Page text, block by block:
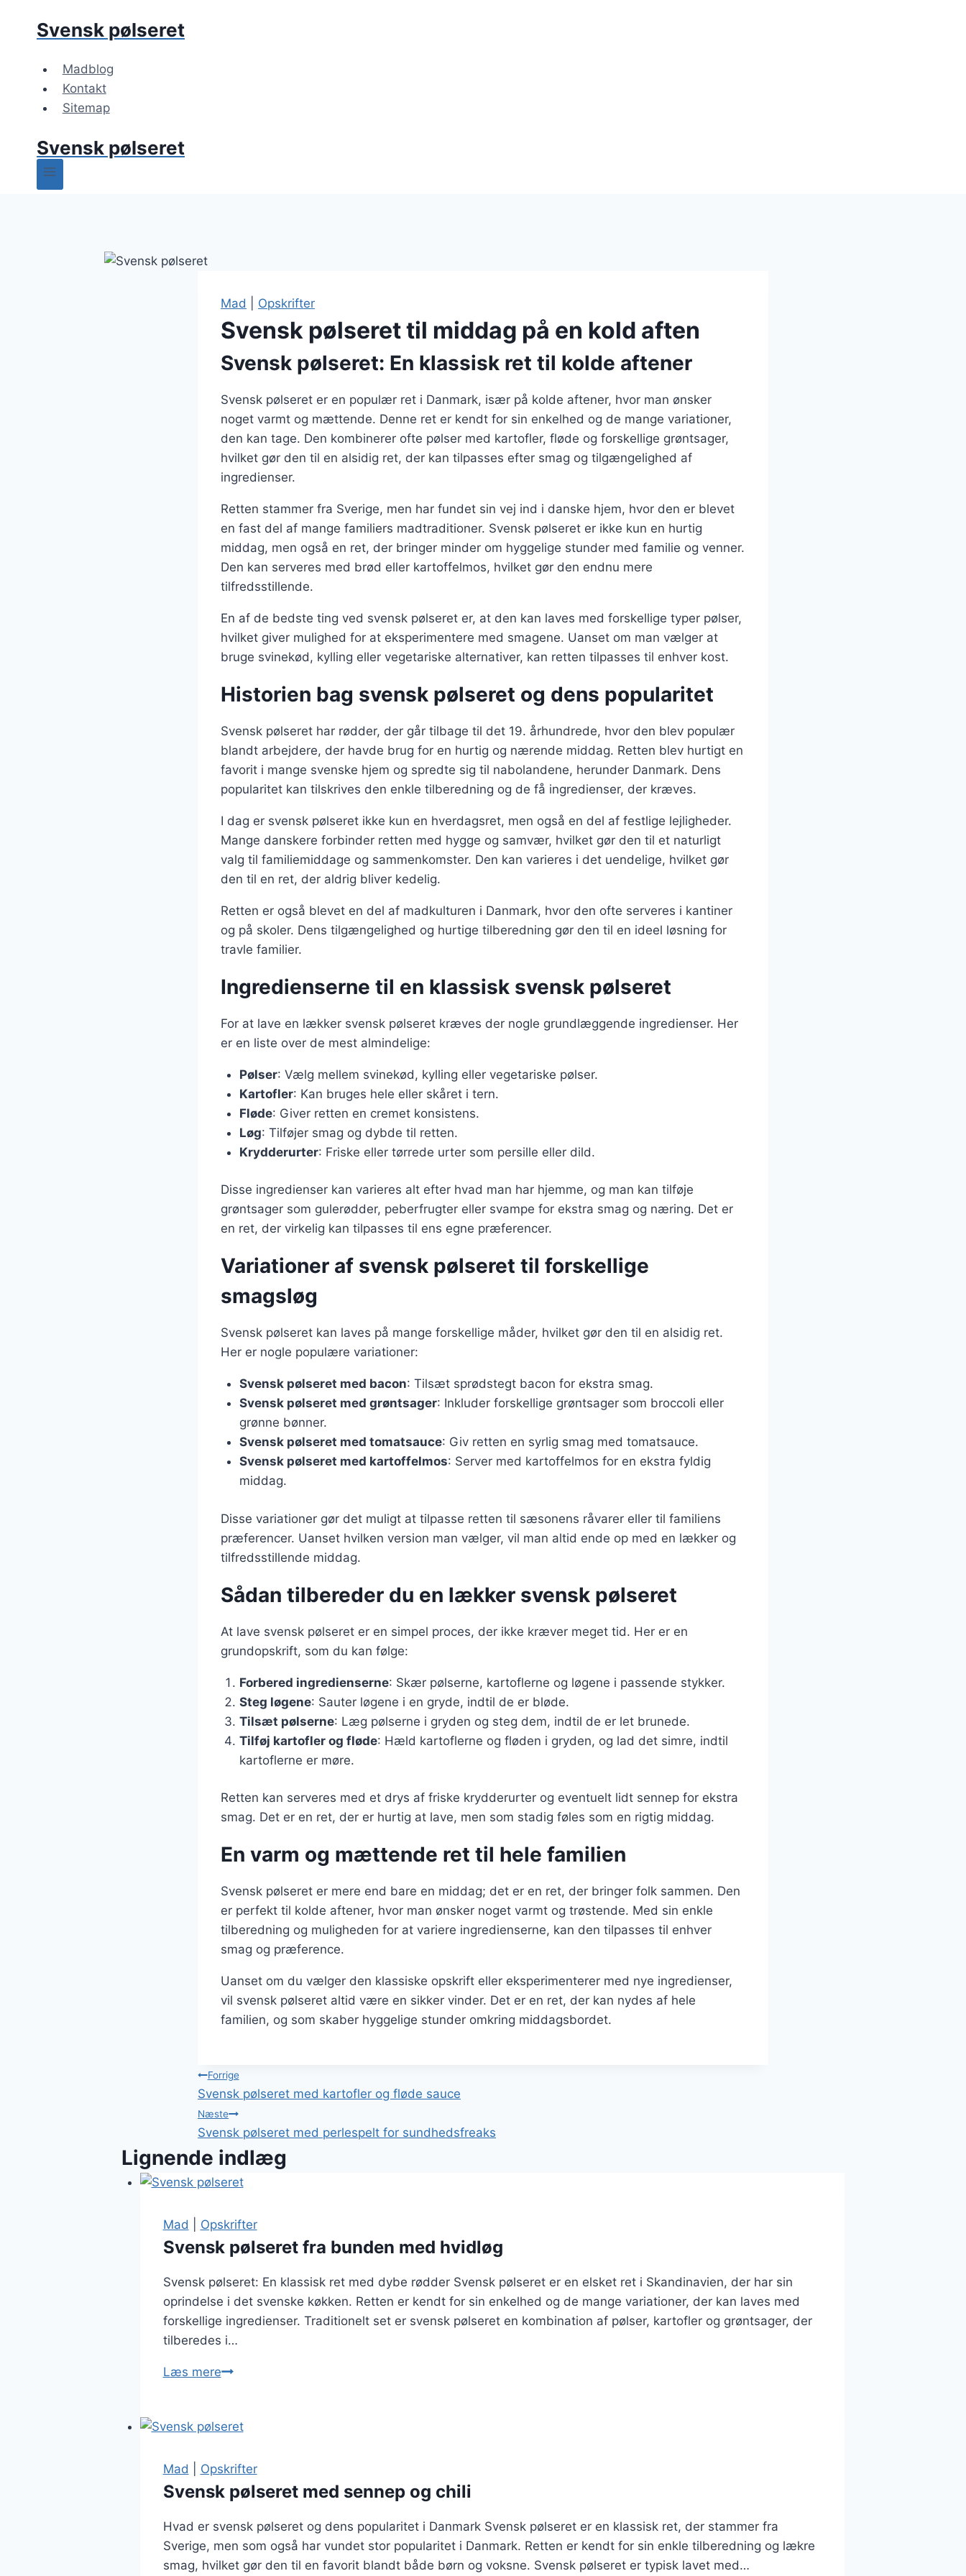
Svensk pølseret
Madblog
Kontakt
Sitemap
Svensk pølseret
Mad Opskrifter
Svensk pølseret til middag på en kold aften
Svensk pølseret: En klassisk ret til kolde aftener
Svensk pølseret er en populær ret i Danmark, især på kolde aftener, hvor man ønsker
noget varmt og mættende. Denne ret er kendt for sin enkelhed og de mange variationer,
den kan tage. Den kombinerer ofte pølser med kartofler, fløde og forskellige grøntsager,
hvilket gør den til en alsidig ret, der kan tilpasses efter smag og tilgængelighed af
ingredienser.
Retten stammer fra Sverige, men har fundet sin vej ind i danske hjem, hvor den er blevet
en fast del af mange familiers madtraditioner. Svensk pølseret er ikke kun en hurtig
middag, men også en ret, der bringer minder om hyggelige stunder med familie og venner.
Den kan serveres med brød eller kartoffelmos, hvilket gør den endnu mere
tilfredsstillende.
En af de bedste ting ved svensk pølseret er, at den kan laves med forskellige typer pølser,
hvilket giver mulighed for at eksperimentere med smagene. Uanset om man vælger at
bruge svinekød, kylling eller vegetariske alternativer, kan retten tilpasses til enhver kost.
Historien bag svensk pølseret og dens popularitet
Svensk pølseret har rødder, der går tilbage til det 19. århundrede, hvor den blev populær
blandt arbejdere, der havde brug for en hurtig og nærende middag. Retten blev hurtigt en
favorit i mange svenske hjem og spredte sig til nabolandene, herunder Danmark. Dens
popularitet kan tilskrives den enkle tilberedning og de få ingredienser, der kræves.
I dag er svensk pølseret ikke kun en hverdagsret, men også en del af festlige lejligheder.
Mange danskere forbinder retten med hygge og samvær, hvilket gør den til et naturligt
valg til familiemiddage og sammenkomster. Den kan varieres i det uendelige, hvilket gør
den til en ret, der aldrig bliver kedelig.
Retten er også blevet en del af madkulturen i Danmark, hvor den ofte serveres i kantiner
og på skoler. Dens tilgængelighed og hurtige tilberedning gør den til en ideel løsning for
travle familier.
Ingredienserne til en klassisk svensk pølseret
For at lave en lækker svensk pølseret kræves der nogle grundlæggende ingredienser. Her
er en liste over de mest almindelige:
Pølser: Vælg mellem svinekød, kylling eller vegetariske pølser.
Kartofler: Kan bruges hele eller skåret i tern.
Fløde: Giver retten en cremet konsistens.
Løg: Tilføjer smag og dybde til retten.
Krydderurter: Friske eller tørrede urter som persille eller dild.
Disse ingredienser kan varieres alt efter hvad man har hjemme, og man kan tilføje
grøntsager som gulerødder, peberfrugter eller svampe for ekstra smag og næring. Det er
en ret, der virkelig kan tilpasses til ens egne præferencer.
Variationer af svensk pølseret til forskellige
smagsløg
Svensk pølseret kan laves på mange forskellige måder, hvilket gør den til en alsidig ret.
Her er nogle populære variationer:
Svensk pølseret med bacon: Tilsæt sprødstegt bacon for ekstra smag.
Svensk pølseret med grøntsager: Inkluder forskellige grøntsager som broccoli eller
grønne bønner.
Svensk pølseret med tomatsauce: Giv retten en syrlig smag med tomatsauce.
Svensk pølseret med kartoffelmos: Server med kartoffelmos for en ekstra fyldig
middag.
Disse variationer gør det muligt at tilpasse retten til sæsonens råvarer eller til familiens
præferencer. Uanset hvilken version man vælger, vil man altid ende op med en lækker og
tilfredsstillende middag.
Sådan tilbereder du en lækker svensk pølseret
At lave svensk pølseret er en simpel proces, der ikke kræver meget tid. Her er en
grundopskrift, som du kan følge:
Forbered ingredienserne: Skær pølserne, kartoflerne og løgene i passende stykker.
Steg løgene: Sauter løgene i en gryde, indtil de er bløde.
Tilsæt pølserne: Læg pølserne i gryden og steg dem, indtil de er let brunede.
Tilføj kartofler og fløde: Hæld kartoflerne og fløden i gryden, og lad det simre, indtil
kartoflerne er møre.
Retten kan serveres med et drys af friske krydderurter og eventuelt lidt sennep for ekstra
smag. Det er en ret, der er hurtig at lave, men som stadig føles som en rigtig middag.
En varm og mættende ret til hele familien
Svensk pølseret er mere end bare en middag; det er en ret, der bringer folk sammen. Den
er perfekt til kolde aftener, hvor man ønsker noget varmt og trøstende. Med sin enkle
tilberedning og muligheden for at variere ingredienserne, kan den tilpasses til enhver
smag og præference.
Uanset om du vælger den klassiske opskrift eller eksperimenterer med nye ingredienser,
vil svensk pølseret altid være en sikker vinder. Det er en ret, der kan nydes af hele
familien, og som skaber hyggelige stunder omkring middagsbordet.
Indlægsnavigation
Forrige
Svensk pølseret med kartofler og fløde sauce
Næste
Svensk pølseret med perlespelt for sundhedsfreaks
Lignende indlæg
Mad Opskrifter
Svensk pølseret fra bunden med hvidløg
Svensk pølseret: En klassisk ret med dybe rødder Svensk pølseret er en elsket ret i Skandinavien, der har sin
oprindelse i det svenske køkken. Retten er kendt for sin enkelhed og de mange variationer, der kan laves med
forskellige ingredienser. Traditionelt set er svensk pølseret en kombination af pølser, kartofler og grøntsager, der
tilberedes i…
Læs mereSvensk
bunden
hvidløg
Mad Opskrifter
Svensk pølseret med sennep og chili
Hvad er svensk pølseret og dens popularitet i Danmark Svensk pølseret er en klassisk ret, der stammer fra
Sverige, men som også har vundet stor popularitet i Danmark. Retten er kendt for sin enkle tilberedning og lækre
smag, hvilket gør den til en favorit blandt både børn og voksne. Svensk pølseret er typisk lavet med…